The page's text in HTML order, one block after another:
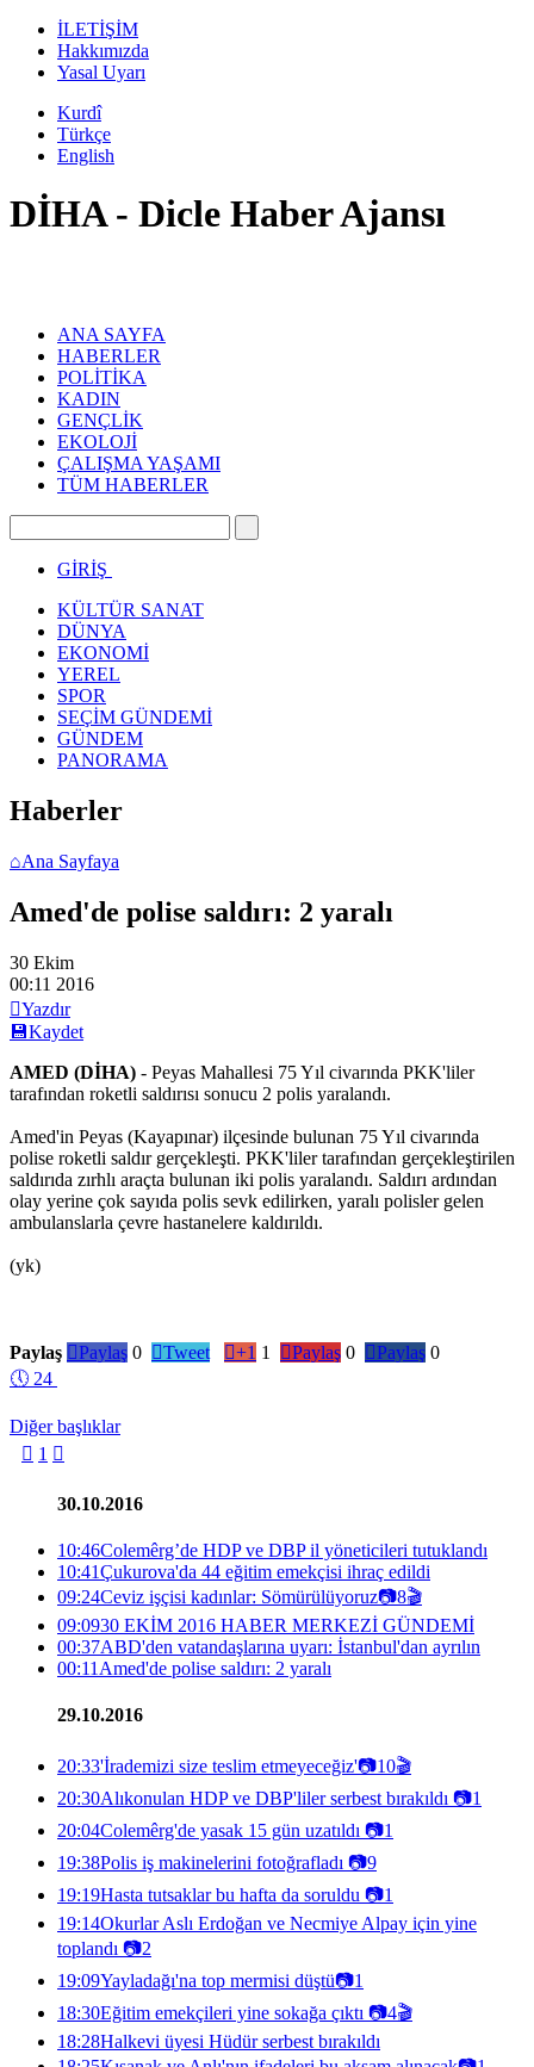
İLETİŞİM
Hakkımızda
Yasal Uyarı
Kurdî
Türkçe
English
DİHA - Dicle Haber Ajansı
ANA SAYFA
HABERLER
POLİTİKA
KADIN
GENÇLİK
EKOLOJİ
ÇALIŞMA YAŞAMI
TÜM HABERLER
GİRİŞ
KÜLTÜR SANAT
DÜNYA
EKONOMİ
YEREL
SPOR
SEÇİM GÜNDEMİ
GÜNDEM
PANORAMA
Haberler
⌂Ana Sayfaya
Amed'de polise saldırı: 2 yaralı
30 Ekim
00:11 2016
Yazdır
💾Kaydet
AMED (DİHA) - Peyas Mahallesi 75 Yıl civarında PKK'liler
tarafından roketli saldırısı sonucu 2 polis yaralandı.
Amed'in Peyas (Kayapınar) ilçesinde bulunan 75 Yıl civarında
polise roketli saldır gerçekleşti. PKK'liler tarafından gerçekleştirilen
saldırıda zırhlı araçta bulunan iki polis yaralandı. Saldırı ardından
olay yerine çok sayıda polis sevk edilirken, yaralı polisler gelen
ambulanslarla çevre hastanelere kaldırıldı.
(yk)
Paylaş Paylaş 0 Tweet +1 1 Paylaş 0 Paylaş 0
🕔 24
Diğer başlıklar
 1 
30.10.2016
10:46Colemêrg’de HDP ve DBP il yöneticileri tutuklandı
10:41Çukurova'da 44 eğitim emekçisi ihraç edildi
09:24Ceviz işçisi kadınlar: Sömürülüyoruz📷8🎬
09:0930 EKİM 2016 HABER MERKEZİ GÜNDEMİ
00:37ABD'den vatandaşlarına uyarı: İstanbul'dan ayrılın
00:11 Amed'de polise saldırı: 2 yaralı
29.10.2016
20:33'İrademizi size teslim etmeyeceğiz'📷10🎬
20:30Alıkonulan HDP ve DBP'liler serbest bırakıldı 📷1
20:04Colemêrg'de yasak 15 gün uzatıldı 📷1
19:38Polis iş makinelerini fotoğrafladı 📷9
19:19Hasta tutsaklar bu hafta da soruldu 📷1
19:14Okurlar Aslı Erdoğan ve Necmiye Alpay için yine
toplandı 📷2
19:09Yayladağı'na top mermisi düştü📷1
18:30Eğitim emekçileri yine sokağa çıktı 📷4🎬
18:28Halkevi üyesi Hüdür serbest bırakıldı